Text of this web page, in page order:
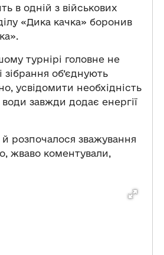
в одній з військових
«Дика качка» боронив
турнірі головне не
об’єднують
усвідомити необхідність
завжди додає енергії
розпочалося зважування
жваво коментували,